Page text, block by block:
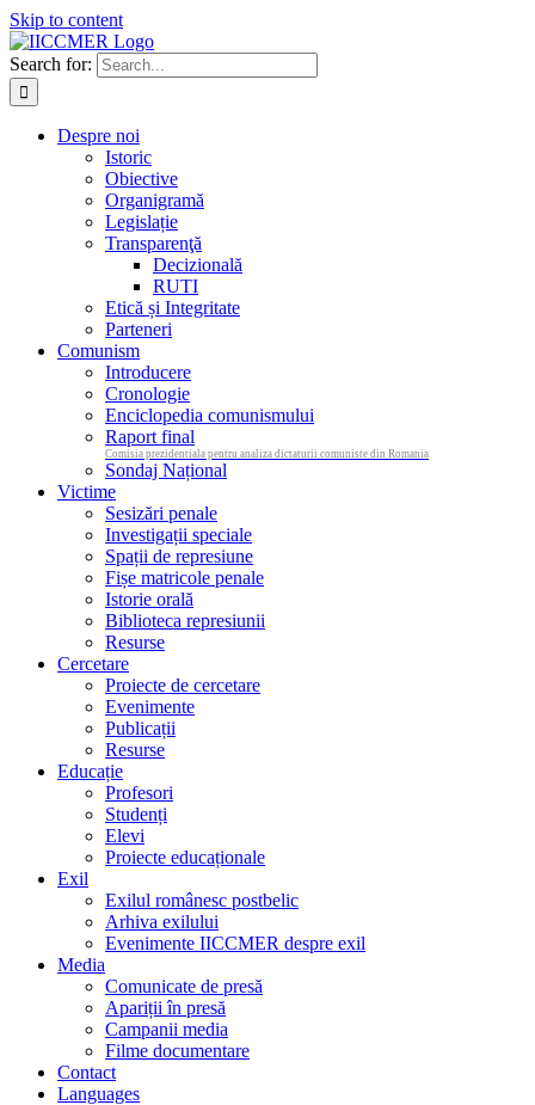
Skip to content
Search for:
Despre noi
Istoric
Obiective
Organigramă
Legislație
Transparenţă
Decizională
RUTI
Etică și Integritate
Parteneri
Comunism
Introducere
Cronologie
Enciclopedia comunismului
Raport final
Comisia prezidentiala pentru analiza dictaturii comuniste din Romania
Sondaj Național
Victime
Sesizări penale
Investigații speciale
Spații de represiune
Fișe matricole penale
Istorie orală
Biblioteca represiunii
Resurse
Cercetare
Proiecte de cercetare
Evenimente
Publicații
Resurse
Educație
Profesori
Studenți
Elevi
Proiecte educaționale
Exil
Exilul românesc postbelic
Arhiva exilului
Evenimente IICCMER despre exil
Media
Comunicate de presă
Apariții în presă
Campanii media
Filme documentare
Contact
Languages